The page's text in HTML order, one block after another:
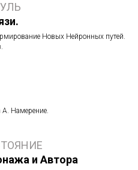
Новых Нейронных путей.
А. Намерение.
и Автора